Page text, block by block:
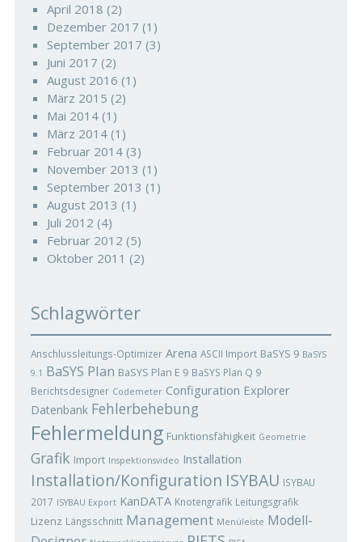
April 2018 (2)
Dezember 2017 (1)
September 2017 (3)
Juni 2017 (2)
August 2016 (1)
März 2015 (2)
Mai 2014(1)
März 2014(1)
Februar 2014(3)
November 2013 (1)
September 2013 (1)
August 2013 (1)
Juli 2012 (4)
Februar 2012 (5)
Oktober 2011 (2)
Schlagwörter
Anschlussleitungs-Optimizer Arena ASCII Import BaSYS 9 BaSYS
9.1 BaSYS Plan BaSYS Plan E 9 BaSYS Plan Q 9
Berichtsdesigner Codemeter Configuration Explorer
Datenbank Fehlerbehebung
Fehlermeldung Funktionsfähigkeit Geometrie
Grafik Import Inspektionsvideo Installation
Installation/Konfiguration ISYBAU ISYBAU
2017 ISYBAU Export KanDATA Knotengrafik Leitungsgrafik
Lizenz Längsschnitt Management Menüleiste Modell-